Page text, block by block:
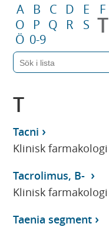
A B C D E F
O
P Q R S T
Ö 0-9
T
Tacni
Klinisk farmakologi
Tacrolimus, B-
Klinisk farmakologi
Taenia segment